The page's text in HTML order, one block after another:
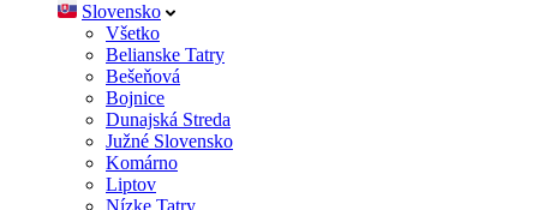
Slovensko
Všetko
Belianske Tatry
Bešeňová
Bojnice
Dunajská Streda
Južné Slovensko
Komárno
Liptov